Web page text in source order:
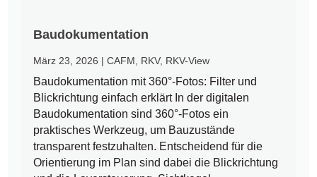
Baudokumentation
März 23, 2026 |CAFM RKV, RKV-View
Baudokumentation mit 360°-Fotos: Filter und
Blickrichtung einfach erklärt In der digitalen
Baudokumentation sind 360°-Fotos ein
praktisches Werkzeug, um Bauzustände
transparent festzuhalten. Entscheidend für die
Orientierung im Plan sind dabei die Blickrichtung